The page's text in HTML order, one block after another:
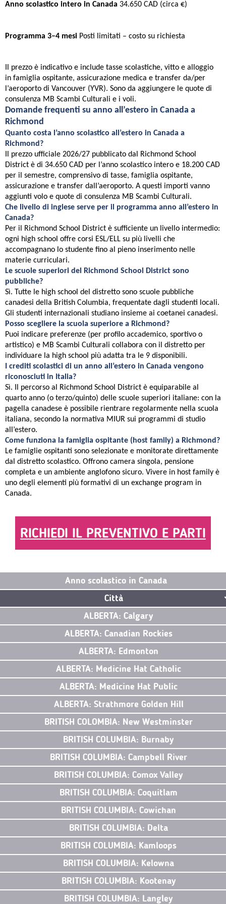
Anno scolastico intero in Canada 34.650 CAD (circa €)
Programma 3–4 mesi Posti limitati – costo su richiesta
Il prezzo è indicativo e include tasse scolastiche, vitto e alloggio
in famiglia ospitante, assicurazione medica e transfer da/per
l’aeroporto di Vancouver (YVR). Sono da aggiungere le quote di
consulenza MB Scambi Culturali e i voli.
Domande frequenti su anno all’estero in Canada a
Richmond
Quanto costa l’anno scolastico all’estero in Canada a
Richmond?
Il prezzo ufficiale 2026/27 pubblicato dal Richmond School
District è di 34.650 CAD per l’anno scolastico intero e 18.200 CAD
per il semestre, comprensivo di tasse, famiglia ospitante,
assicurazione e transfer dall’aeroporto. A questi importi vanno
aggiunti volo e quote di consulenza MB Scambi Culturali.
Che livello di inglese serve per il programma anno all’estero in
Canada?
Per il Richmond School District è sufficiente un livello intermedio:
ogni high school offre corsi ESL/ELL su più livelli che
accompagnano lo studente fino al pieno inserimento nelle
materie curriculari.
Le scuole superiori del Richmond School District sono
pubbliche?
Sì. Tutte le high school del distretto sono scuole pubbliche
canadesi della British Columbia, frequentate dagli studenti locali.
Gli studenti internazionali studiano insieme ai coetanei canadesi.
Posso scegliere la scuola superiore a Richmond?
Puoi indicare preferenze (per profilo accademico, sportivo o
artistico) e MB Scambi Culturali collabora con il distretto per
individuare la high school più adatta tra le 9 disponibili.
I crediti scolastici di un anno all’estero in Canada vengono
riconosciuti in Italia?
Sì. Il percorso al Richmond School District è equiparabile al
quarto anno (o terzo/quinto) delle scuole superiori italiane: con la
pagella canadese è possibile rientrare regolarmente nella scuola
italiana, secondo la normativa MIUR sui programmi di studio
all’estero.
Come funziona la famiglia ospitante (host family) a Richmond?
Le famiglie ospitanti sono selezionate e monitorate direttamente
dal distretto scolastico. Offrono camera singola, pensione
completa e un ambiente anglofono sicuro. Vivere in host family è
uno degli elementi più formativi di un exchange program in
Canada.
RICHIEDI IL PREVENTIVO E PARTI
Anno scolastico in Canada
Città
ALBERTA: Calgary
ALBERTA: Canadian Rockies
ALBERTA: Edmonton
ALBERTA: Medicine Hat Catholic
ALBERTA: Medicine Hat Public
ALBERTA: Strathmore Golden Hill
BRITISH COLOMBIA: New Westminster
BRITISH COLUMBIA: Burnaby
BRITISH COLUMBIA: Campbell River
BRITISH COLUMBIA: Comox Valley
BRITISH COLUMBIA: Coquitlam
BRITISH COLUMBIA: Cowichan
BRITISH COLUMBIA: Delta
BRITISH COLUMBIA: Kamloops
BRITISH COLUMBIA: Kelowna
BRITISH COLUMBIA: Kootenay
BRITISH COLUMBIA: Langley